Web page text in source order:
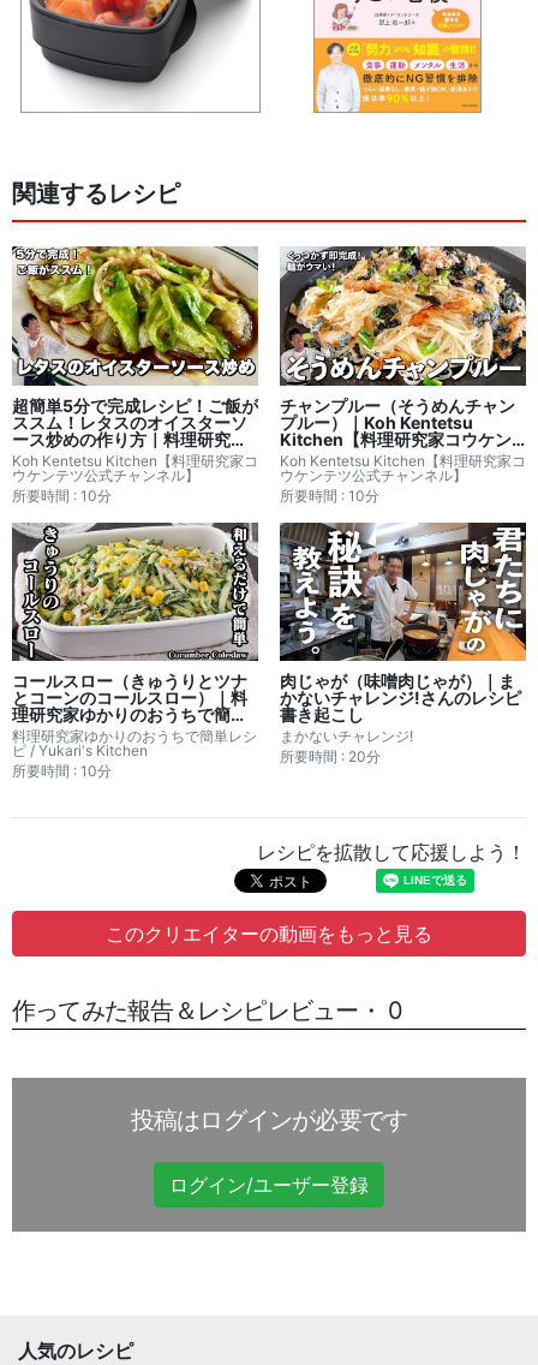
関連するレシピ
超簡単5分で完成レシピ！ご飯が
ススム！レタスのオイスターソ
ース炒めの作り方｜料理研究家
コウケンテツさんのレシピ書き
起こし
Koh Kentetsu Kitchen【料理研究家コ
ウケンテツ公式チャンネル】
所要時間 : 10分
チャンプルー（そうめんチャン
プルー）｜Koh Kentetsu
Kitchen【料理研究家コウケン
テツ公式チャンネル】さんのレ
シピ書き起こし
Koh Kentetsu Kitchen【料理研究家コ
ウケンテツ公式チャンネル】
所要時間 : 10分
コールスロー（きゅうりとツナ
とコーンのコールスロー）｜料
理研究家ゆかりのおうちで簡単
レシピ / Yukari's Kitchenさん
のレシピ書き起こし
料理研究家ゆかりのおうちで簡単レシ
ピ / Yukari's Kitchen
所要時間 : 10分
肉じゃが（味噌肉じゃが）｜ま
かないチャレンジ!さんのレシピ
書き起こし
まかないチャレンジ!
所要時間 : 20分
レシピを拡散して応援しよう！
このクリエイターの動画をもっと見る
作ってみた報告＆レシピレビュー・ 0
投稿はログインが必要です
ログイン/ユーザー登録
人気のレシピ